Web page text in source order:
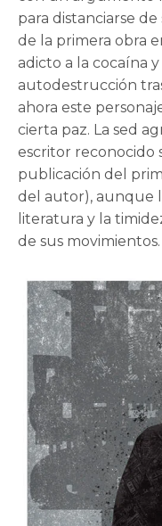
para distanciarse
de la primera obra
adicto a la cocaína
autodestrucción
ahora este
cierta paz. La sed
escritor reconocido
publicación del
del autor), aunque
literatura y la
de sus movimientos.